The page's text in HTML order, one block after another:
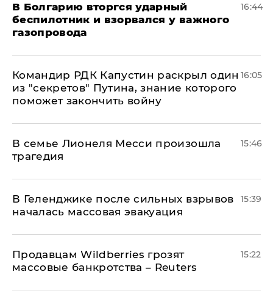
В Болгарию вторгся ударный
беспилотник и взорвался у важного
газопровода
16:44
Командир РДК Капустин раскрыл один
из "секретов" Путина, знание которого
поможет закончить войну
16:05
В семье Лионеля Месси произошла
трагедия
15:46
В Геленджике после сильных взрывов
началась массовая эвакуация
15:39
Продавцам Wildberries грозят
массовые банкротства – Reuters
15:22